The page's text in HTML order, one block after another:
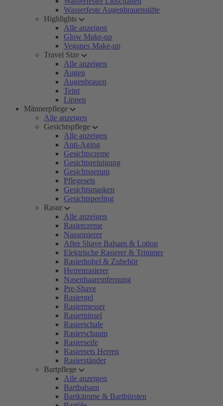
Wasserfeste Augenbrauenstifte
Highlights
Alle anzeigen
Glow Make-up
Veganes Make-up
Travel Size
Alle anzeigen
Augen
Augenbrauen
Teint
Lippen
Männerpflege
Alle anzeigen
Gesichtspflege
Alle anzeigen
Anti-Aging
Gesichtscreme
Gesichtsreinigung
Gesichtsserum
Pflegesets
Gesichtsmasken
Gesichtspeeling
Rasur
Alle anzeigen
Rasiercreme
Nassrasierer
After Shave Balsam & Lotion
Elektrische Rasierer & Trimmer
Rasierhobel & Zubehör
Herrenrasierer
Nasenhaarentfernung
Pre-Shave
Rasiergel
Rasiermesser
Rasierpinsel
Rasierschale
Rasierschaum
Rasierseife
Rasiersets Herren
Rasierständer
Bartpflege
Alle anzeigen
Bartbalsam
Bartkämme & Bartbürsten